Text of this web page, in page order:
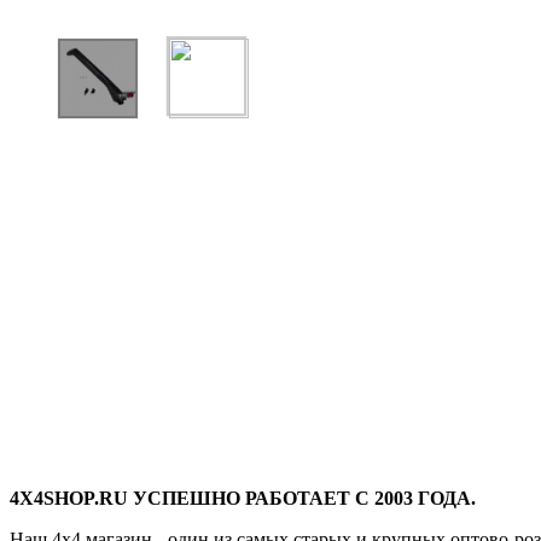
4X4SHOP.RU УСПЕШНО РАБОТАЕТ С 2003 ГОДА.